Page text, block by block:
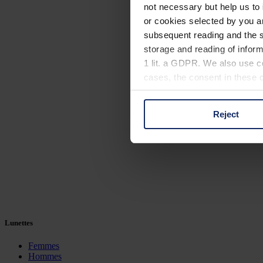
not necessary but help us
or cookies selected by you
subsequent reading and the
storage and reading of
1 lit. a GDPR. We also use
cases, the consent in these
You can consent to the use
Further information on the
Reject
Lunettes
Femmes
Hommes